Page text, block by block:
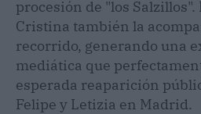
procesión de "los
Cristina también la
recorrido, generando una
mediática que
esperada reaparición
Felipe y Letizia en Madrid.